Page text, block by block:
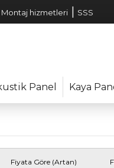
Montaj hizmetleri | SSS
Panel Kaya
Fiyata Göre (Artan)